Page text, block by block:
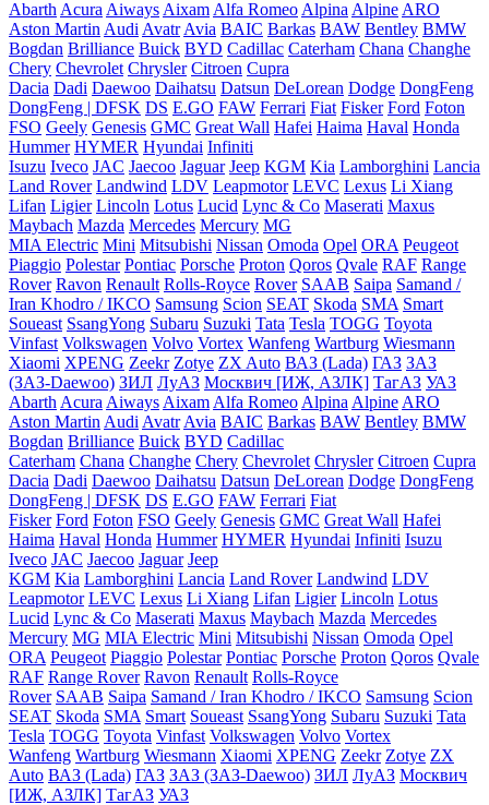
Abarth Acura Aiways Aixam Alfa Romeo Alpina Alpine ARO
Aston Martin Audi Avatr Avia BAIC Barkas BAW Bentley BMW
Bogdan Brilliance Buick BYD Cadillac Caterham Chana Changhe
Chery Chevrolet Chrysler Citroen Cupra
Dacia Dadi Daewoo Daihatsu Datsun DeLorean Dodge DongFeng
DongFeng | DFSK DS E.GO FAW Ferrari Fiat Fisker Ford Foton
FSO Geely Genesis GMC Great Wall Hafei Haima Haval Honda
Hummer HYMER Hyundai Infiniti
Isuzu Iveco JAC Jaecoo Jaguar Jeep KGM Kia Lamborghini Lancia
Land Rover Landwind LDV Leapmotor LEVC Lexus Li Xiang
Lifan Ligier Lincoln Lotus Lucid Lync & Co Maserati Maxus
Maybach Mazda Mercedes Mercury MG
MIA Electric Mini Mitsubishi Nissan Omoda Opel ORA Peugeot
Piaggio Polestar Pontiac Porsche Proton Qoros Qvale RAF Range
Rover Ravon Renault Rolls-Royce Rover SAAB Saipa Samand /
Iran Khodro / IKCO Samsung Scion SEAT Skoda SMA Smart
Soueast SsangYong Subaru Suzuki Tata Tesla TOGG Toyota
Vinfast Volkswagen Volvo Vortex Wanfeng Wartburg Wiesmann
Xiaomi XPENG Zeekr Zotye ZX Auto ВАЗ (Lada) ГАЗ ЗАЗ
(ЗАЗ-Daewoo) ЗИЛ ЛуАЗ Москвич [ИЖ, АЗЛК] ТагАЗ УАЗ
Abarth Acura Aiways Aixam Alfa Romeo Alpina Alpine ARO
Aston Martin Audi Avatr Avia BAIC Barkas BAW Bentley BMW
Bogdan Brilliance Buick BYD Cadillac
Caterham Chana Changhe Chery Chevrolet Chrysler Citroen Cupra
Dacia Dadi Daewoo Daihatsu Datsun DeLorean Dodge DongFeng
DongFeng | DFSK DS E.GO FAW Ferrari Fiat
Fisker Ford Foton FSO Geely Genesis GMC Great Wall Hafei
Haima Haval Honda Hummer HYMER Hyundai Infiniti Isuzu
Iveco JAC Jaecoo Jaguar Jeep
KGM Kia Lamborghini Lancia Land Rover Landwind LDV
Leapmotor LEVC Lexus Li Xiang Lifan Ligier Lincoln Lotus
Lucid Lync & Co Maserati Maxus Maybach Mazda Mercedes
Mercury MG MIA Electric Mini Mitsubishi Nissan Omoda Opel
ORA Peugeot Piaggio Polestar Pontiac Porsche Proton Qoros Qvale
RAF Range Rover Ravon Renault Rolls-Royce
Rover SAAB Saipa Samand / Iran Khodro / IKCO Samsung Scion
SEAT Skoda SMA Smart Soueast SsangYong Subaru Suzuki Tata
Tesla TOGG Toyota Vinfast Volkswagen Volvo Vortex
Wanfeng Wartburg Wiesmann Xiaomi XPENG Zeekr Zotye ZX
Auto ВАЗ (Lada) ГАЗ ЗАЗ (ЗАЗ-Daewoo) ЗИЛ ЛуАЗ Москвич
[ИЖ, АЗЛК] ТагАЗ УАЗ